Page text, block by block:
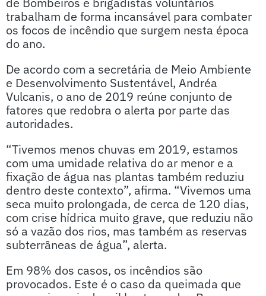
trabalham de forma incansável para combater
os focos de incêndio que surgem nesta época
do ano.
De acordo com a secretária de Meio Ambiente
e Desenvolvimento Sustentável, Andréa
Vulcanis, o ano de 2019 reúne conjunto de
fatores que redobra o alerta por parte das
autoridades.
“Tivemos menos chuvas em 2019, estamos
com uma umidade relativa do ar menor e a
fixação de água nas plantas também reduziu
dentro deste contexto”, afirma. “Vivemos uma
seca muito prolongada, de cerca de 120 dias,
com crise hídrica muito grave, que reduziu não
só a vazão dos rios, mas também as reservas
subterrâneas de água”, alerta.
Em 98% dos casos, os incêndios são
provocados. Este é o caso da queimada que